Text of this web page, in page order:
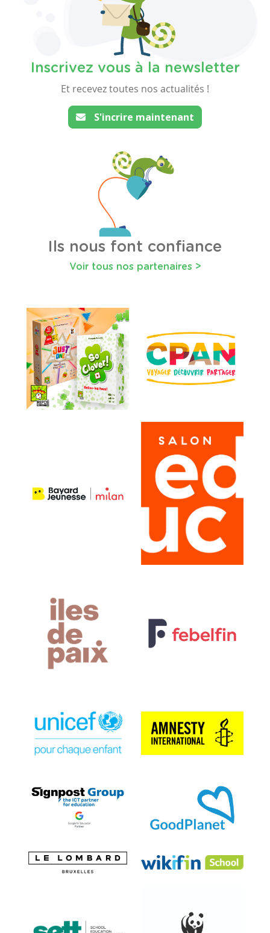
Inscrivez vous à la newsletter
Et recevez toutes nos actualités !
S'incrire maintenant
Ils nous font confiance
Voir tous nos partenaires >